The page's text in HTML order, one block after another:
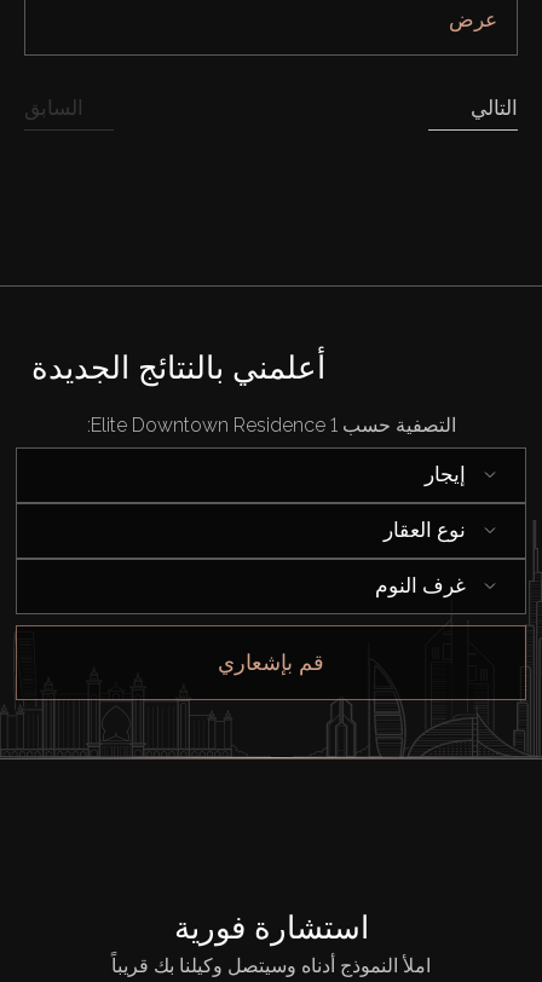
إيجار
بيع
عرض
السابق التالي
أعلمني بالنتائج الجديدة
التصفية حسب Elite Downtown Residence 1:
إيجار
نوع العقار
غرف النوم
قم بإشعاري
استشارة فورية
املأ النموذج أدناه وسيتصل وكيلنا بك قريباً